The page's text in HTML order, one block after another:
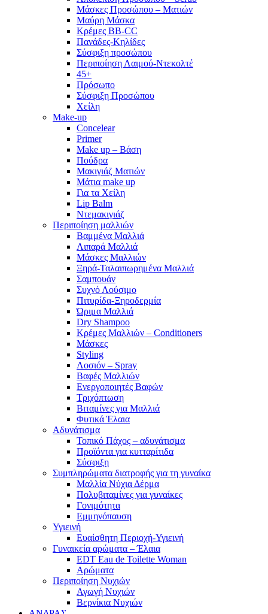
Μάσκες Προσώπου – Ματιών
Μαύρη Μάσκα
Κρέμες BB-CC
Πανάδες-Κηλίδες
Σύσφιξη προσώπου
Περιποίηση Λαιμού-Ντεκολτέ
45+
Πρόσωπο
Σύσφιξη Προσώπου
Χείλη
Make-up
Concelear
Primer
Make up – Βάση
Πούδρα
Μακιγιάζ Ματιών
Μάτια make up
Για τα Χείλη
Lip Balm
Ντεμακιγιάζ
Περιποίηση μαλλιών
Βαμμένα Μαλλιά
Λιπαρά Μαλλιά
Μάσκες Μαλλιών
Ξηρά-Ταλαιπωρημένα Μαλλιά
Σαμπουάν
Συχνό Λούσιμο
Πιτυρίδα-Ξηροδερμία
Ώριμα Μαλλιά
Dry Shampoo
Κρέμες Μαλλιών – Conditioners
Μάσκες
Styling
Λοσιόν – Spray
Βαφές Μαλλιών
Ενεργοποιητές Βαφών
Τριχόπτωση
Βιταμίνες για Μαλλιά
Φυτικά Έλαια
Αδυνάτισμα
Τοπικό Πάχος – αδυνάτισμα
Προϊόντα για κυτταρίτιδα
Σύσφιξη
Συμπληρώματα διατροφής για τη γυναίκα
Μαλλία Νύχια Δέρμα
Πολυβιταμίνες για γυναίκες
Γονιμότητα
Εμμηνόπαυση
Υγιεινή
Ευαίσθητη Περιοχή-Υγιεινή
Γυναικεία αρώματα – Έλαια
EDT Eau de Toilette Woman
Αρώματα
Περιποίηση Νυχιών
Αγωγή Νυχιών
Βερνίκια Νυχιών